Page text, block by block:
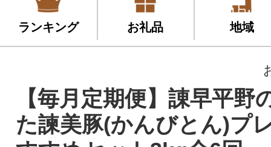
ランキング お礼品 地域
【毎月定期便】諌早平野
た諫美豚(かんびとん)プ